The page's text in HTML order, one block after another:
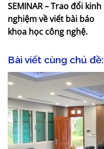
SEMINAR – Trao đổi kinh
nghiệm về viết bài báo
khoa học công nghệ.
Bài viết cùng chủ đề: